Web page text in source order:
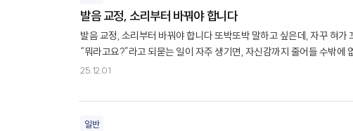
발음 교정, 소리부터 바꿔야 합니다
발음 교정, 소리부터 바꿔야 합니다 또박또박 말하고 싶은데, 자꾸 혀
“뭐라고요?”라고 되묻는 일이 자주 생기면, 자신감까지 줄어들 수밖에
자체에 있습니다. 그런데 여기서 중요한 건 단순히 입 모양만 바꾸는 게
25.12.01
일반